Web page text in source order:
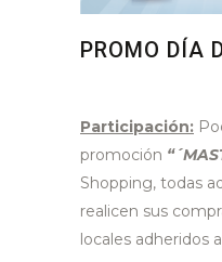
PROMO DÍA
Participación:
promoción
Shopping, todas
realicen sus
locales adheridos